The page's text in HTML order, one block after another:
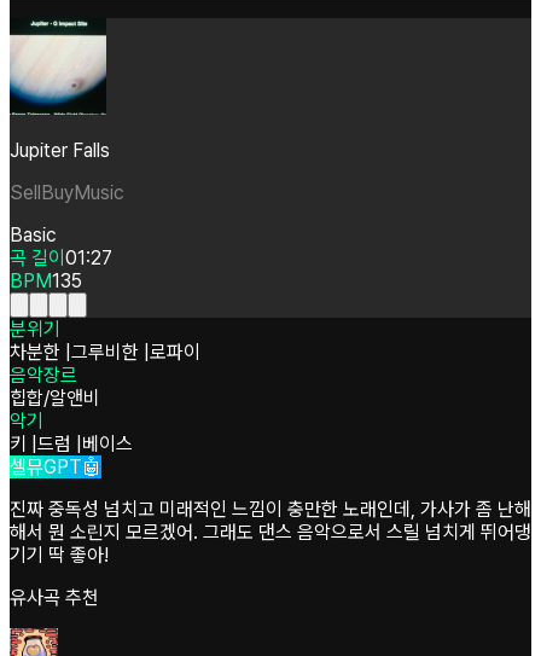
Jupiter Falls
SellBuyMusic
Basic
곡 길이 01:27
BPM135
분위기
차분한 그루비한 로파이
음악장르
힙합/알앤비
악기
키 드럼
베이스
셀뮤GPT🤖
진짜 중독성 넘치고 미래적인 느낌이 충만한 노래인데, 가사가 좀 난해
해서 뭔 소린지 모르겠어. 그래도 댄스 음악으로서 스릴 넘치게 뛰어댕
기기 딱 좋아!
유사곡 추천